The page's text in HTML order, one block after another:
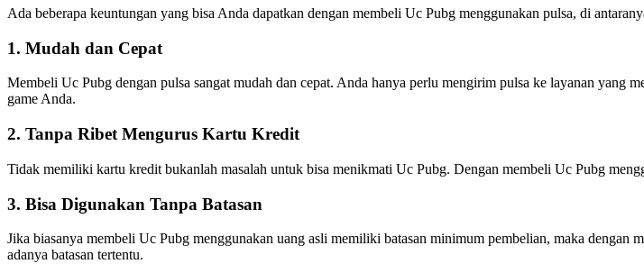
Ada beberapa keuntungan yang bisa Anda dapatkan dengan membeli Uc Pubg menggunakan pulsa, di
1. Mudah dan Cepat
Membeli Uc Pubg dengan pulsa sangat mudah dan cepat. Anda hanya perlu mengirim pulsa ke layanan
game Anda.
2. Tanpa Ribet Mengurus Kartu Kredit
Tidak memiliki kartu kredit bukanlah masalah untuk bisa menikmati Uc Pubg. Dengan membeli Uc Pubg
3. Bisa Digunakan Tanpa Batasan
Jika biasanya membeli Uc Pubg menggunakan uang asli memiliki batasan minimum pembelian, maka
adanya batasan tertentu.